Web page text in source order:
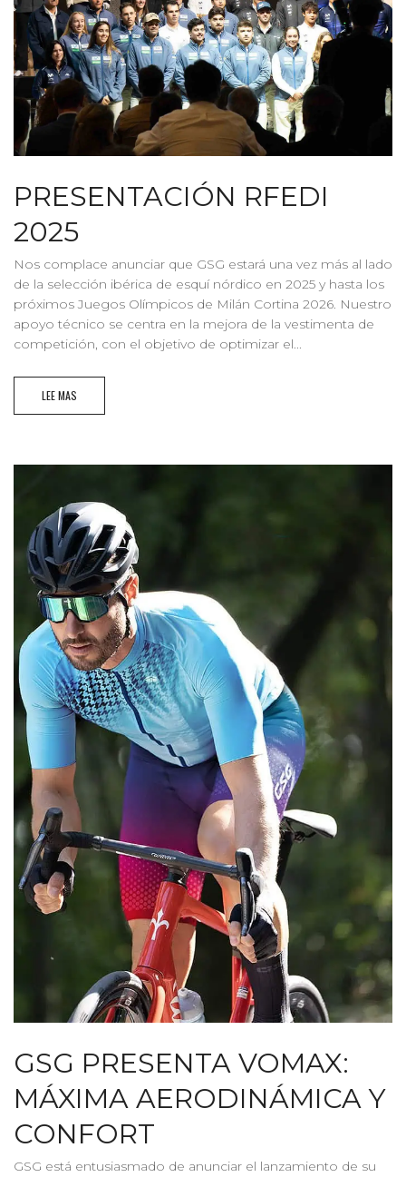
PRESENTACIÓN RFEDI
2025
Nos complace anunciar que GSG estará una vez más al lado
de la selección ibérica de esquí nórdico en 2025 y hasta los
próximos Juegos Olímpicos de Milán Cortina 2026. Nuestro
apoyo técnico se centra en la mejora de la vestimenta de
competición, con el objetivo de optimizar el...
LEE MAS
GSG PRESENTA VOMAX:
MÁXIMA AERODINÁMICA Y
CONFORT
GSG está entusiasmado de anunciar el lanzamiento de su